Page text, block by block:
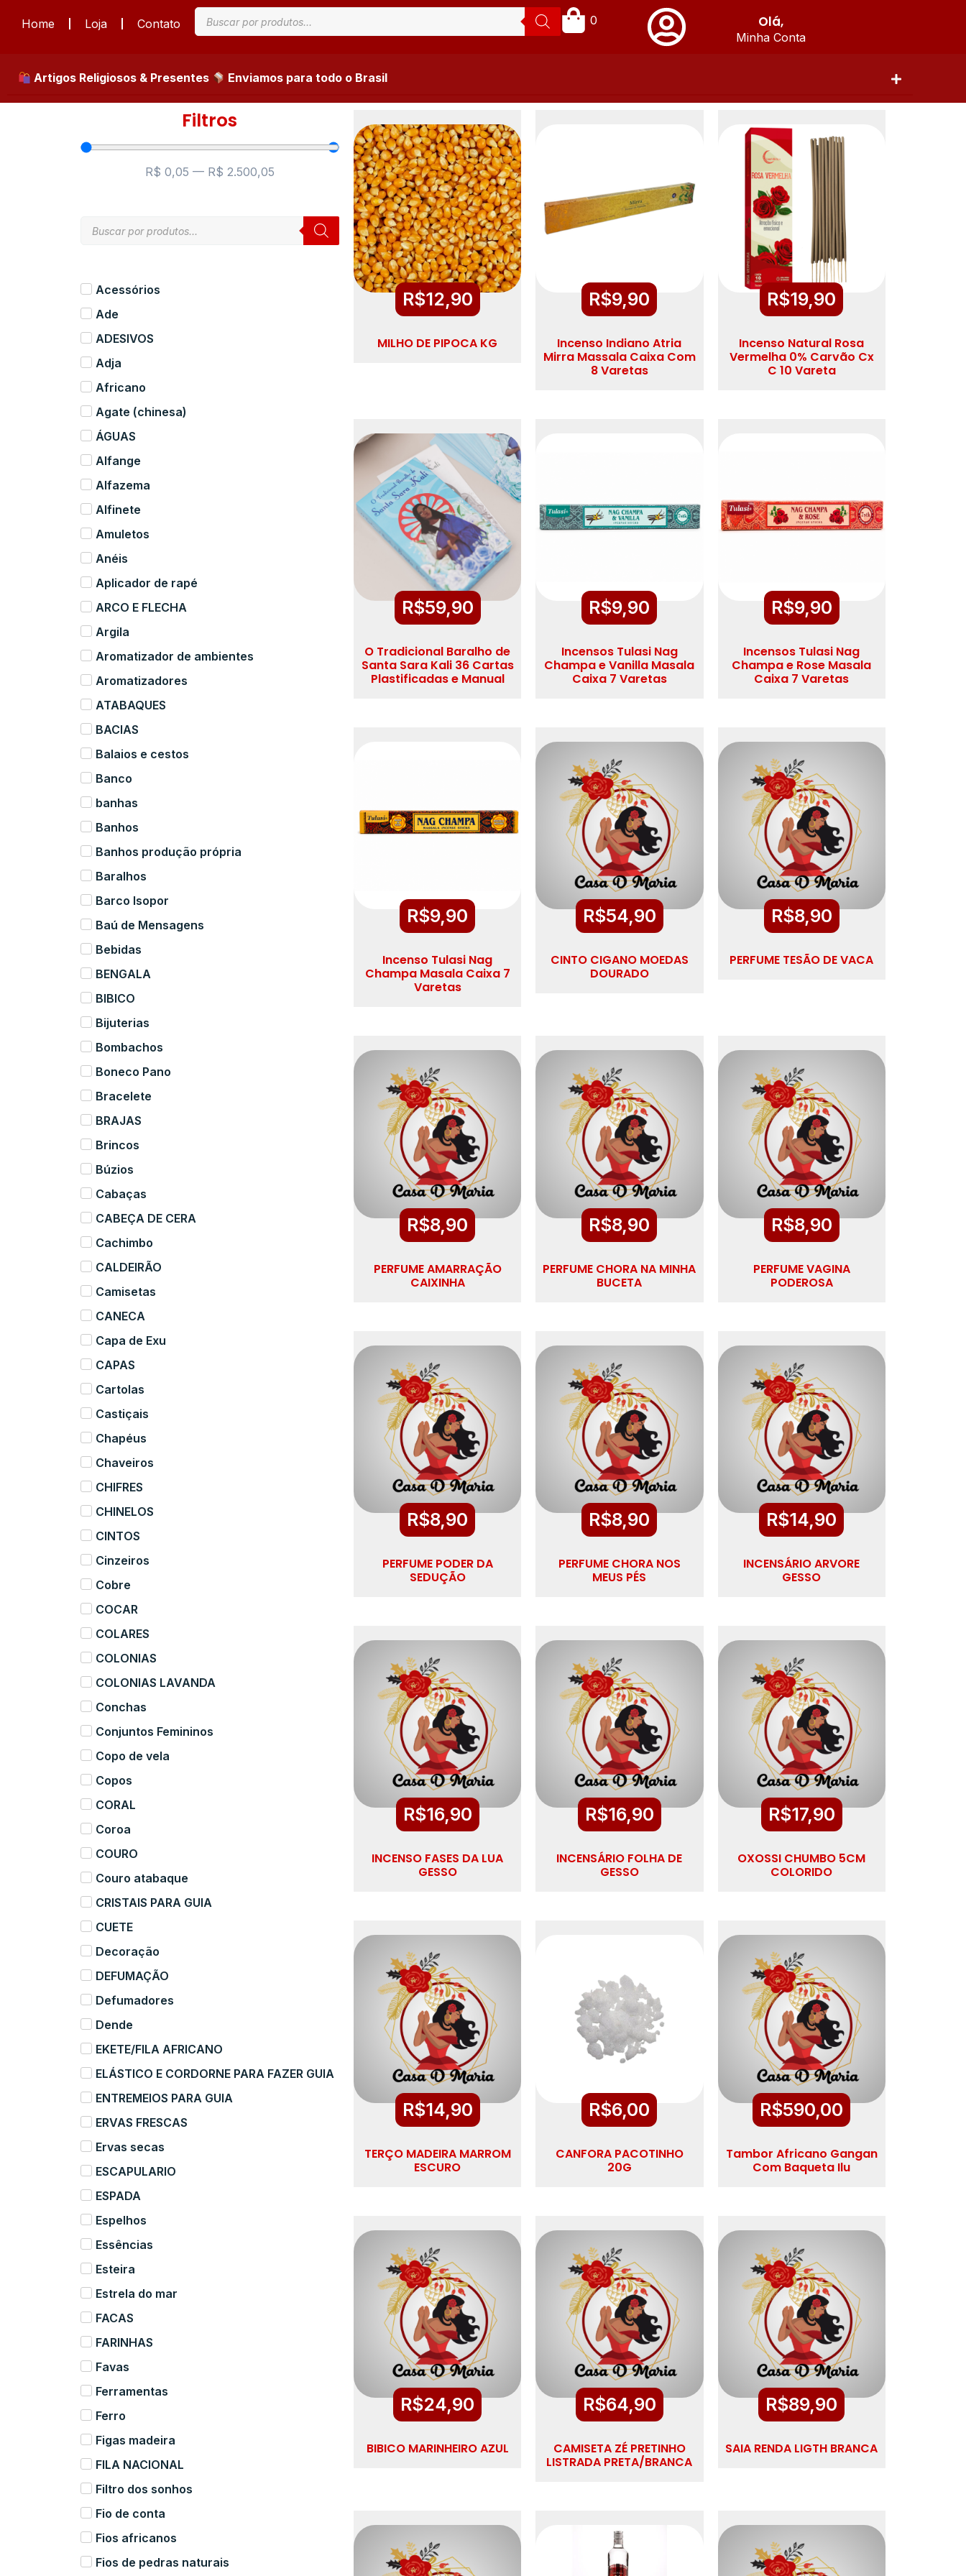
Home Loja Contato Olá,
Minha Conta
0
Artigos Religiosos & Presentes Enviamos para todo o Brasil
Filtros
R$ 0,05 — R$ 2.500,05
Acessórios
Ade
ADESIVOS
Adja
Africano
Agate (chinesa)
ÁGUAS
Alfange
Alfazema
Alfinete
Amuletos
Anéis
Aplicador de rapé
ARCO E FLECHA
Argila
Aromatizador de ambientes
Aromatizadores
ATABAQUES
BACIAS
Balaios e cestos
Banco
banhas
Banhos
Banhos produção própria
Baralhos
Barco Isopor
Baú de Mensagens
Bebidas
BENGALA
BIBICO
Bijuterias
Bombachos
Boneco Pano
Bracelete
BRAJAS
Brincos
Búzios
Cabaças
CABEÇA DE CERA
Cachimbo
CALDEIRÃO
Camisetas
CANECA
Capa de Exu
CAPAS
Cartolas
Castiçais
Chapéus
Chaveiros
CHIFRES
CHINELOS
CINTOS
Cinzeiros
Cobre
COCAR
COLARES
COLONIAS
COLONIAS LAVANDA
Conchas
Conjuntos Femininos
Copo de vela
Copos
CORAL
Coroa
COURO
Couro atabaque
CRISTAIS PARA GUIA
CUETE
Decoração
DEFUMAÇÃO
Defumadores
Dende
EKETE/FILA AFRICANO
ELÁSTICO E CORDORNE PARA FAZER GUIA
ENTREMEIOS PARA GUIA
ERVAS FRESCAS
Ervas secas
ESCAPULARIO
ESPADA
Espelhos
Essências
Esteira
Estrela do mar
FACAS
FARINHAS
Favas
Ferramentas
Ferro
Figas madeira
FILA NACIONAL
Filtro dos sonhos
Fio de conta
Fios africanos
Fios de pedras naturais
R$12,90
MILHO DE PIPOCA KG
R$9,90
Incenso Indiano Atria
Mirra Massala Caixa Com
8 Varetas
R$19,90
Incenso Natural Rosa
Vermelha 0% Carvão Cx
C 10 Vareta
R$59,90
O Tradicional Baralho de
Santa Sara Kali 36 Cartas
Plastificadas e Manual
R$9,90
Incensos Tulasi Nag
Champa e Vanilla Masala
Caixa 7 Varetas
R$9,90
Incensos Tulasi Nag
Champa e Rose Masala
Caixa 7 Varetas
R$9,90
Incenso Tulasi Nag
Champa Masala Caixa 7
Varetas
R$54,90
CINTO CIGANO MOEDAS
DOURADO
R$8,90
PERFUME TESÃO DE VACA
R$8,90
PERFUME AMARRAÇÃO
CAIXINHA
R$8,90
PERFUME CHORA NA MINHA
BUCETA
R$8,90
PERFUME VAGINA
PODEROSA
R$8,90
PERFUME PODER DA
SEDUÇÃO
R$8,90
PERFUME CHORA NOS
MEUS PÉS
R$14,90
INCENSÁRIO ARVORE
GESSO
R$16,90
INCENSO FASES DA LUA
GESSO
R$16,90
INCENSÁRIO FOLHA DE
GESSO
R$17,90
OXOSSI CHUMBO 5CM
COLORIDO
R$14,90
TERÇO MADEIRA MARROM
ESCURO
R$6,00
CANFORA PACOTINHO
20G
R$590,00
Tambor Africano Gangan
Com Baqueta Ilu
R$24,90
BIBICO MARINHEIRO AZUL
R$64,90
CAMISETA ZÉ PRETINHO
LISTRADA PRETA/BRANCA
R$89,90
SAIA RENDA LIGTH BRANCA